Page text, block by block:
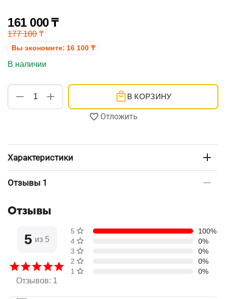
161 000₸
177 100 ₸
Вы экономите: 16 100 ₸
В наличии
+
− В КОРЗИНУ
Отложить
Характеристики
Отзывы 1
Отзывы
5 из 5
Отзывов: 1
5 звёзд
100%
4 звезды
0%
3 звезды
0%
2 звезды
0%
1 звезда
0%